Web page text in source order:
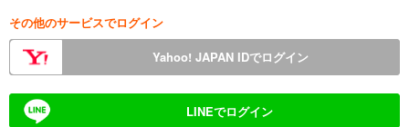
その他のサービスでログイン
Yahoo! JAPAN IDでログイン
LINEでログイン